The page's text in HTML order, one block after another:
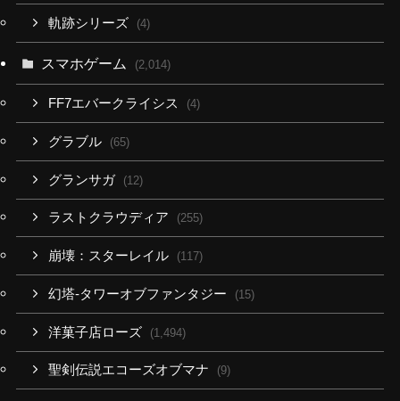
軌跡シリーズ (4)
スマホゲーム (2,014)
FF7エバークライシス (4)
グラブル (65)
グランサガ (12)
ラストクラウディア (255)
崩壊：スターレイル (117)
幻塔-タワーオブファンタジー (15)
洋菓子店ローズ (1,494)
聖剣伝説エコーズオブマナ (9)